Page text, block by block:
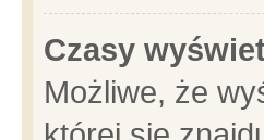
Czasy
Możliwe, że